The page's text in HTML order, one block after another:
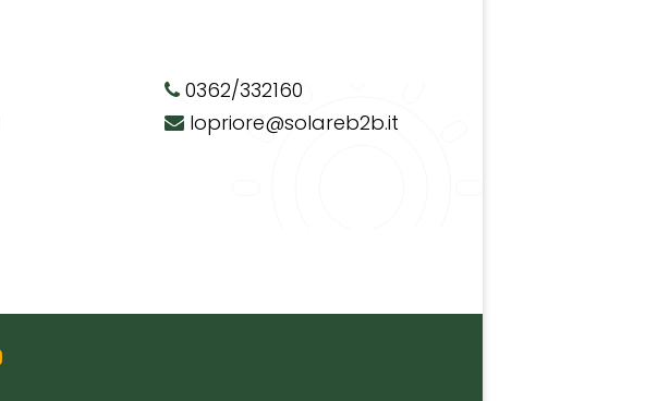
0362/332160
lopriore@solareb2b.it